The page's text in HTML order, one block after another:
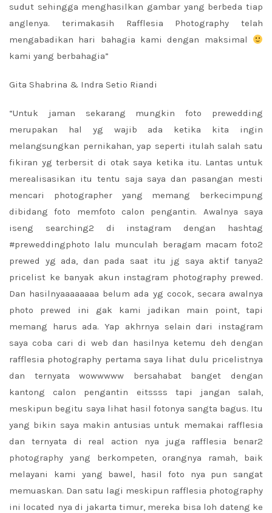
sudut sehingga menghasilkan gambar yang berbeda tiap
anglenya. terimakasih Rafflesia Photography telah
mengabadikan hari bahagia kami dengan maksimal
kami yang berbahagia”
Gita Shabrina & Indra Setio Riandi
“Untuk jaman sekarang mungkin foto prewedding
merupakan hal yg wajib ada ketika kita ingin
melangsungkan pernikahan, yap seperti itulah salah satu
fikiran yg terbersit di otak saya ketika itu. Lantas untuk
merealisasikan itu tentu saja saya dan pasangan mesti
mencari photographer yang memang berkecimpung
dibidang foto memfoto calon pengantin. Awalnya saya
iseng searching2 di instagram dengan hashtag
#preweddingphoto lalu munculah beragam macam foto2
prewed yg ada, dan pada saat itu jg saya aktif tanya2
pricelist ke banyak akun instagram photography prewed.
Dan hasilnyaaaaaaaa belum ada yg cocok, secara awalnya
photo prewed ini gak kami jadikan main point, tapi
memang harus ada. Yap akhrnya selain dari instagram
saya coba cari di web dan hasilnya ketemu deh dengan
rafflesia photography pertama saya lihat dulu pricelistnya
dan ternyata wowwwww bersahabat banget dengan
kantong calon pengantin eitssss tapi jangan salah,
meskipun begitu saya lihat hasil fotonya sangta bagus. Itu
yang bikin saya makin antusias untuk memakai rafflesia
dan ternyata di real action nya juga rafflesia benar2
photography yang berkompeten, orangnya ramah, baik
melayani kami yang bawel, hasil foto nya pun sangat
memuaskan. Dan satu lagi meskipun rafflesia photography
ini located nya di jakarta timur, mereka bisa loh dateng ke